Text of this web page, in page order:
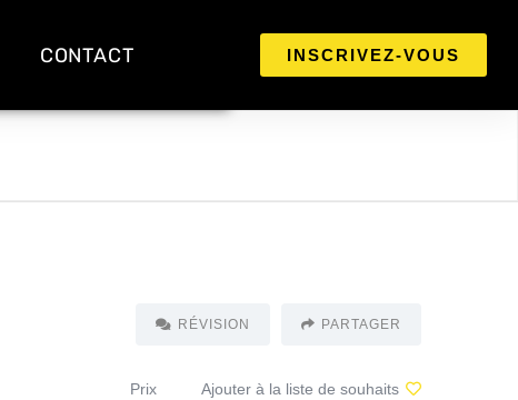
CONTACT INSCRIVEZ-VOUS
RÉVISION PARTAGER
Prix Ajouter à la liste de souhaits